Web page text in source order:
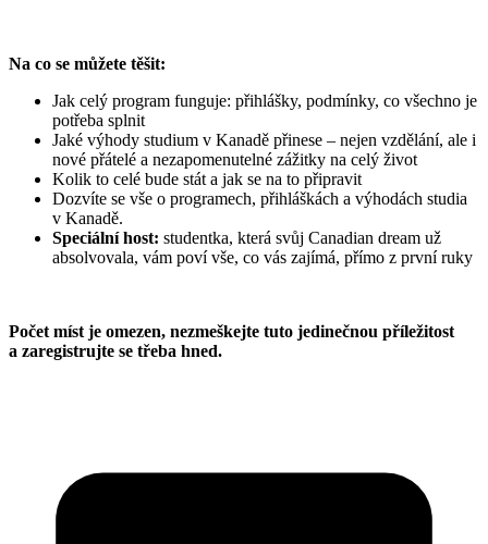
Na co se můžete těšit:
Jak celý program funguje: přihlášky, podmínky, co všechno je
potřeba splnit
Jaké výhody studium v Kanadě přinese – nejen vzdělání, ale i
nové přátelé a nezapomenutelné zážitky na celý život
Kolik to celé bude stát a jak se na to připravit
Dozvíte se vše o programech, přihláškách a výhodách studia
v Kanadě.
Speciální host: studentka, která svůj Canadian dream už
absolvovala, vám poví vše, co vás zajímá, přímo z první ruky
Počet míst je omezen, nezmeškejte tuto jedinečnou příležitost
a zaregistrujte se třeba hned.